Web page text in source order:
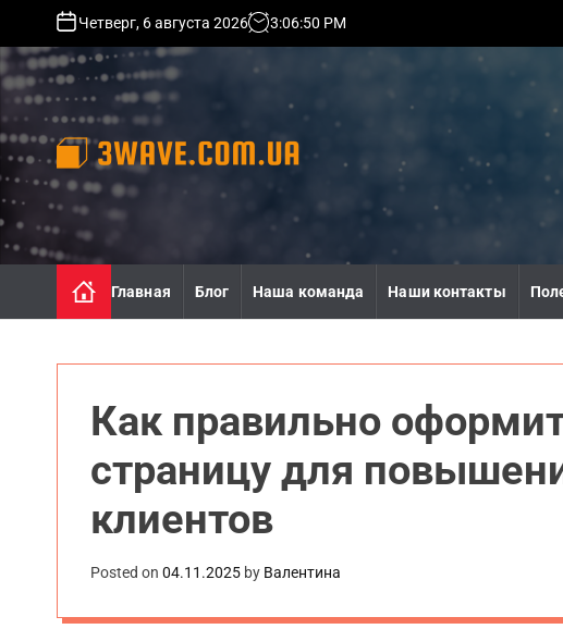
p
o
o
n
t
e
Четверг, 6 августа 2026 3:06:52 PM
3
w
a
v
c
Главная Блог Наша команда Наши контакты
Как правильно
страницу для
клиентов
Posted on 04.11.2025 by Валентина